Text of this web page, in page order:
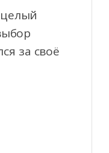
за своё